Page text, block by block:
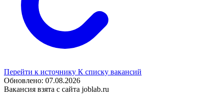
Перейти к источнику К списку вакансий
Обновлено: 07.08.2026
Вакансия взята с сайта joblab.ru